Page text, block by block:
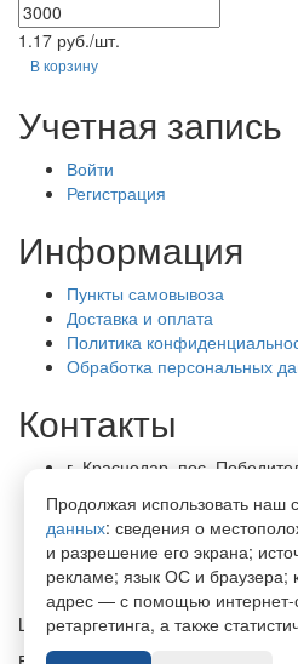
1.17 руб./шт.
В корзину
Учетная запись
Войти
Регистрация
Информация
Пункты самовывоза
Доставка и оплата
Политика
Обработка персональных
Контакты
г. Краснодар, пос.
Пн-Пт 9.00 — 18.00
office@lirapack.com
Посмотреть на карте
Lirapack ©2026 Все права
Продолжая использовать наш
данных: сведения о
и разрешение его экрана;
рекламе; язык ОС и браузера;
адрес — с помощью интернет-
ретаргетинга, а также